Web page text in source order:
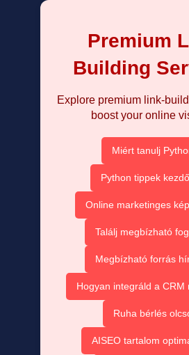
Premium
Building
Explore premium link-
boost your online
Miért tanulj
Python tippek
Online marketinges
Találj megbízható
Megbízható forrás
Hogyan integráld a CRM
Ruha bérlés
AISEO tartalom